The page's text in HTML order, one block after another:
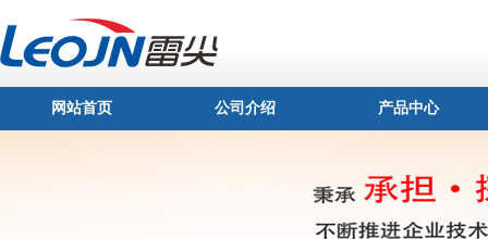
网站首页 公司介绍 产品中心